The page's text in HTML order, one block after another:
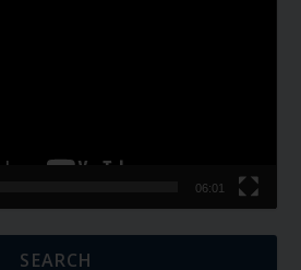
06:01
SEARCH